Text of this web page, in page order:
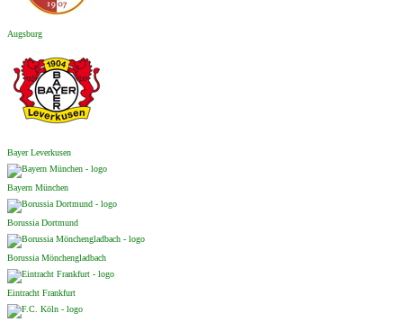
Augsburg
Bayer Leverkusen
Bayern München
Borussia Dortmund
Borussia Mönchengladbach
Eintracht Frankfurt